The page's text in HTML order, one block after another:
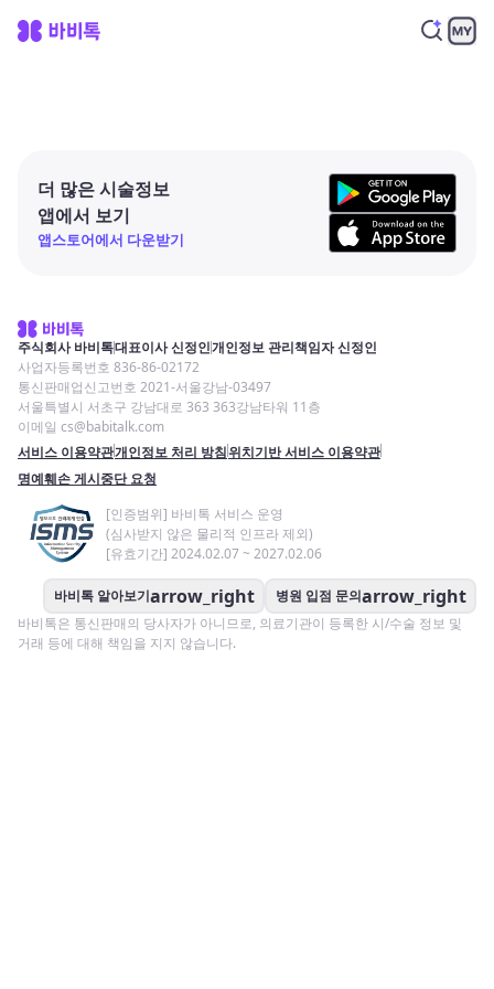
더 많은 시술정보
앱에서 보기
앱스토어에서 다운받기
주식회사 바비톡대표이사 신정인개인정보 관리책임자 신정인
사업자등록번호 836-86-02172
통신판매업신고번호 2021-서울강남-03497
서울특별시 서초구 강남대로 363 363강남타워 11층
이메일 cs@babitalk.com
서비스 이용약관개인정보 처리 방침위치기반 서비스 이용약관
명예훼손 게시중단 요청
[인증범위] 바비톡 서비스 운영
(심사받지 않은 물리적 인프라 제외)
[유효기간] 2024.02.07 ~ 2027.02.06
바비톡 알아보기arrow_right 병원 입점 문의arrow_right
바비톡은 통신판매의 당사자가 아니므로, 의료기관이 등록한 시/수술 정보 및
거래 등에 대해 책임을 지지 않습니다.